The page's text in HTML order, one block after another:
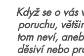
Když se o vás
poruchu,
tom neví,
děsiví nebo